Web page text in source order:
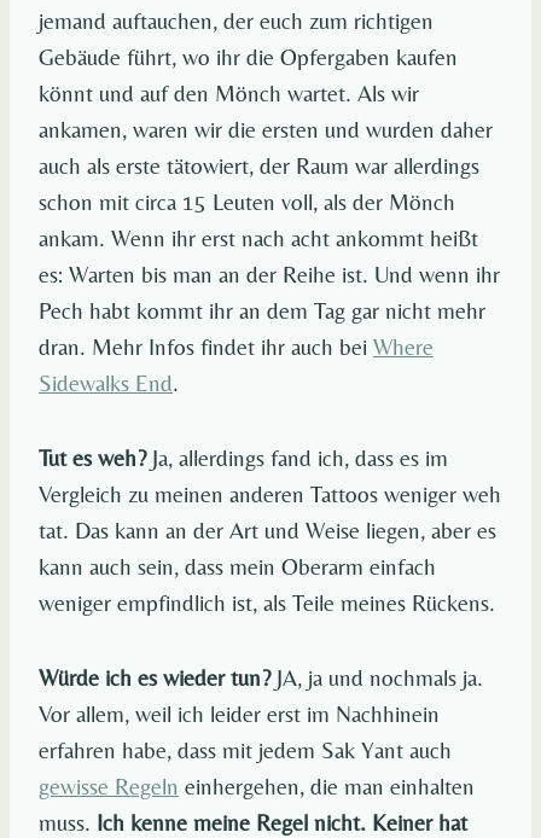
jemand auftauchen, der euch zum richtigen
Gebäude führt, wo ihr die Opfergaben kaufen
könnt und auf den Mönch wartet. Als wir
ankamen, waren wir die ersten und wurden daher
auch als erste tätowiert, der Raum war allerdings
schon mit circa 15 Leuten voll, als der Mönch
ankam. Wenn ihr erst nach acht ankommt heißt
es: Warten bis man an der Reihe ist. Und wenn ihr
Pech habt kommt ihr an dem Tag gar nicht mehr
dran. Mehr Infos findet ihr auch bei Where
Sidewalks End.
Tut es weh?Ja, allerdings fand ich, dass es im
Vergleich zu meinen anderen Tattoos weniger weh
tat. Das kann an der Art und Weise liegen, aber es
kann auch sein, dass mein Oberarm einfach
weniger empfindlich ist, als Teile meines Rückens.
Würde ich es wieder tun?JA, ja und nochmals ja.
Vor allem, weil ich leider erst im Nachhinein
erfahren habe, dass mit jedem Sak Yant auch
gewisse Regeln einhergehen, die man einhalten
muss. Ich kenne meine Regel nicht. Keiner hat